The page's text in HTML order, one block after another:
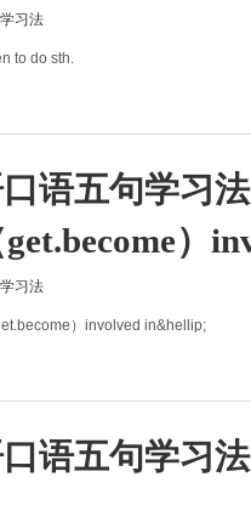
习法
to do sth.
的负责人碰巧是我的高中同学。”“
语五句学习
get.become）
习法
）involved in&hellip;
意。怀疑是
语五句学习